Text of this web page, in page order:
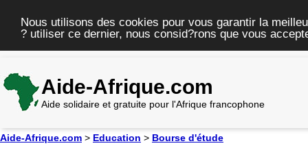
Nous utilisons des cookies pour vous garantir la
? utiliser ce dernier, nous consid?rons que vous
Aide-Afrique.com
Aide solidaire et gratuite pour l'Afrique francophone
Aide-Afrique.com > Education > Bourse d'étude